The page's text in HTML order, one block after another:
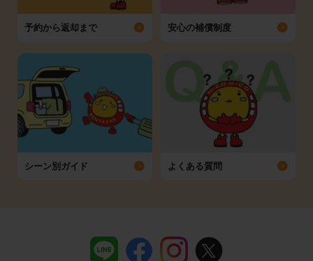
予約から返却まで 安心の補償制度
シーン別ガイド よくある質問